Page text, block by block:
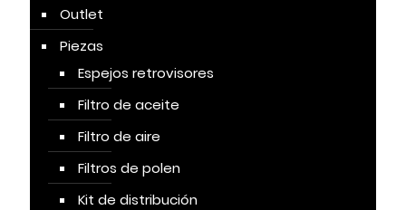
Outlet
Piezas
Espejos retrovisores
Filtro de aceite
Filtro de aire
Filtros de polen
Kit de distribución